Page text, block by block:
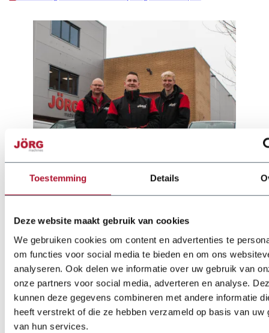
Toestemming Details
Deze website maakt gebruik van cookies
We gebruiken cookies om content en advertenties te
om functies voor social media te bieden en om ons
analyseren. Ook delen we informatie over uw gebruik van
onze partners voor social media, adverteren en analyse.
kunnen deze gegevens combineren met andere informatie
heeft verstrekt of die ze hebben verzameld op basis van uw
van hun services.
Optionen
Scherenmesser Edelstahl